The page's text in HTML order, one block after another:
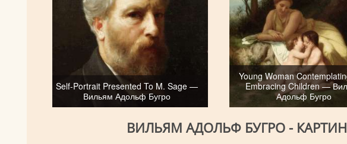
Self-Portrait Presented To M. Sage —
Вильям Адольф Бугро
Young Woman
Embracing Children —
Адольф Бугро
ВИЛЬЯМ АДОЛЬФ БУГРО -